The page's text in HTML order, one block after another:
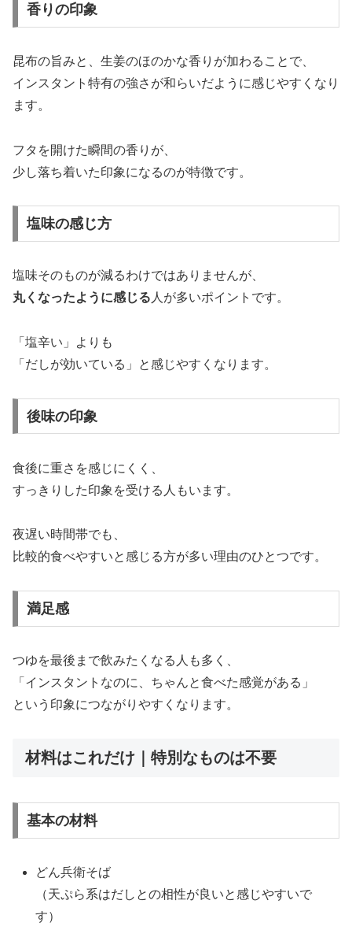
香りの印象
昆布の旨みと、生姜のほのかな香りが加わることで、
インスタント特有の強さが和らいだように感じやすくなり
ます。
フタを開けた瞬間の香りが、
少し落ち着いた印象になるのが特徴です。
塩味の感じ方
塩味そのものが減るわけではありませんが、
丸くなったように感じる 人が多いポイントです。
「塩辛い」よりも
「だしが効いている」と感じやすくなります。
後味の印象
食後に重さを感じにくく、
すっきりした印象を受ける人もいます。
夜遅い時間帯でも、
比較的食べやすいと感じる方が多い理由のひとつです。
満足感
つゆを最後まで飲みたくなる人も多く、
「インスタントなのに、ちゃんと食べた感覚がある」
という印象につながりやすくなります。
材料はこれだけ｜特別なものは不要
基本の材料
どん兵衛そば
（天ぷら系はだしとの相性が良いと感じやすいで
す）